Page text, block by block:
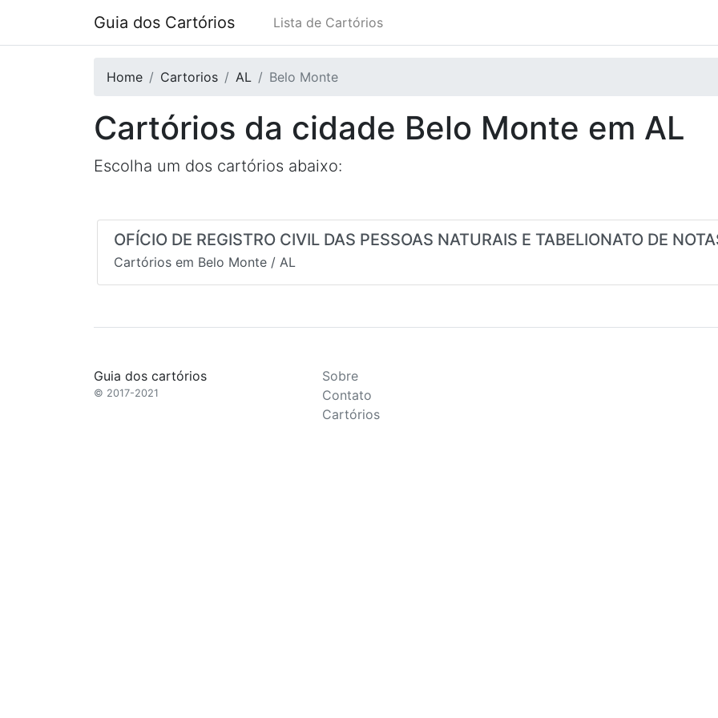
Guia dos Cartórios Lista de Cartórios
Home Cartorios AL Belo Monte
Cartórios da cidade Belo Monte em AL
Escolha um dos cartórios abaixo:
OFÍCIO DE REGISTRO CIVIL DAS PESSOAS NATURAIS E TABELIONATO DE
Cartórios em Belo Monte / AL
Guia dos cartórios
© 2017-2021
Sobre
Contato
Cartórios